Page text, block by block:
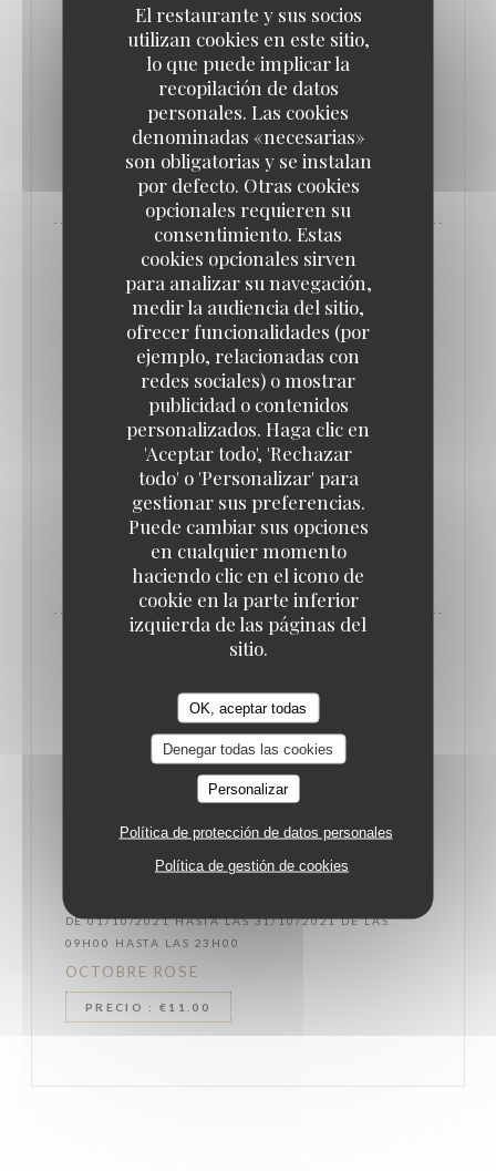
El restaurante y sus socios
utilizan cookies en este sitio,
lo que puede implicar la
recopilación de datos
personales. Las cookies
denominadas «necesarias»
son obligatorias y se instalan
por defecto. Otras cookies
opcionales requieren su
consentimiento. Estas
cookies opcionales sirven
para analizar su navegación,
medir la audiencia del sitio,
ofrecer funcionalidades (por
ejemplo, relacionadas con
redes sociales) o mostrar
publicidad o contenidos
personalizados. Haga clic en
'Aceptar todo', 'Rechazar
todo' o 'Personalizar' para
gestionar sus preferencias.
Puede cambiar sus opciones
en cualquier momento
haciendo clic en el icono de
cookie en la parte inferior
izquierda de las páginas del
sitio.
OK, aceptar todas
Denegar todas las cookies
Personalizar
Política de protección de datos personales
Política de gestión de cookies
EN 29/09/2022 DE LAS 19H00 HASTA LAS 23H00
DÎNER-SPECTACLE LE 29 SEPTEMBRE 2022
PAR LA TROUPE MIXITY
EN 23/06/2022 DE LAS 19H00 HASTA LAS 23H30
DÎNER-SPECTACLE LE 23 JUIN PAR LA
TROUPE MIXITY
DE 01/10/2021 HASTA LAS 31/10/2021 DE LAS
09H00 HASTA LAS 23H00
OCTOBRE ROSE
PRECIO : €11.00